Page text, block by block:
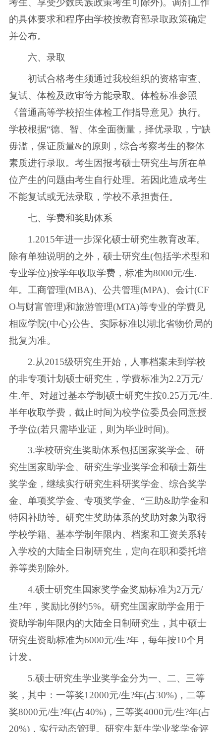
考生、享受少数民族政策考生可除外)。调剂工作
的具体要求和程序由学校按教育部录取政策确定
并公布。
六、录取
初试合格考生须通过我校组织的资格审查、
复试、体检及政审等方能录取。体检标准参照
《普通高等学校招生体检工作指导意见》执行。
学校根据“德、智、体全面衡量，择优录取，宁缺
毋滥，保证质量&的原则，综合考察考生的整体
素质进行录取。考生因报考硕士研究生与所在单
位产生的问题由考生自行处理。若因此造成考生
不能复试或无法录取，学校不承担责任。
七、学费和奖助体系
1.2015年进一步深化硕士研究生教育改革。
除有单独说明的之外，硕士研究生(包括学术型和
专业学位)按学年收取学费，标准为8000元/生.
年。工商管理(MBA)、公共管理(MPA)、会计(CF
O与财富管理)和旅游管理(MTA)等专业的学费见
相应学院(中心)公告。实际标准以湖北省物价局的
批复为准。
2.从2015级研究生开始，人事档案未到学校
的非专项计划硕士研究生，学费标准为2.2万元/
生.年。对超过基本学制硕士研究生按0.25万元/生.
半年收取学费，截止时间为校学位委员会同意授
予学位(若只需毕业证，则为毕业时间)。
3.学校研究生奖助体系包括国家奖学金、研
究生国家助学金、研究生学业奖学金和硕士新生
奖学金，继续实行研究生科研奖学金、综合奖学
金、单项奖学金、专项奖学金、“三助&助学金和
特困补助等。研究生奖助体系的奖助对象为取得
学校学籍、基本学制年限内、档案和工资关系转
入学校的大陆全日制研究生，定向在职和委托培
养等类别除外。
4.硕士研究生国家奖学金奖励标准为2万元/
生?年，奖励比例约5%。研究生国家助学金用于
资助学制年限内的大陆全日制研究生，其中硕士
研究生资助标准为6000元/生?年，每年按10个月
计发。
5.硕士研究生学业奖学金分为一、二、三等
奖，其中：一等奖12000元/生?年(占30%)，二等
奖8000元/生?年(占40%)，三等奖4000元/生?年(占
20%)，实行动态管理。研究生新生学业奖学金评